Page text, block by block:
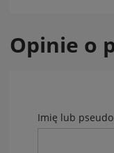
Opinie o
Imię lub